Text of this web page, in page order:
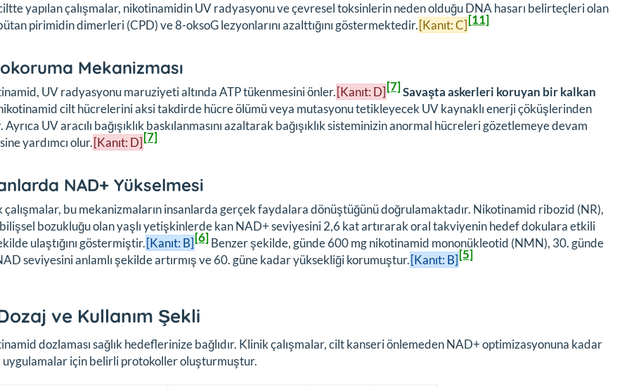
yapılan çalışmalar, nikotinamidin UV radyasyonu ve çevresel toksinlerin neden olduğu DNA hasarı belirteçleri olan
pirimidin dimerleri (CPD) ve 8-oksoG lezyonlarını azalttığını göstermektedir.[Kanıt: C][11]
Mekanizması
UV radyasyonu maruziyeti altında ATP tükenmesini önler.[Kanıt: D][7]Savaşta askerleri koruyan bir kalkan
cilt hücrelerini aksi takdirde hücre ölümü veya mutasyonu tetikleyecek UV kaynaklı enerji çöküşlerinden
Ayrıca UV aracılı bağışıklık baskılanmasını azaltarak bağışıklık sisteminizin anormal hücreleri gözetlemeye devam
yardımcı olur.[Kanıt: D][7]
NAD+ Yükselmesi
çalışmalar, bu mekanizmaların insanlarda gerçek faydalara dönüştüğünü doğrulamaktadır. Nikotinamid ribozid (NR),
bozukluğu olan yaşlı yetişkinlerde kan NAD+ seviyesini 2,6 kat artırarak oral takviyenin hedef dokulara etkili
ulaştığını göstermiştir.[Kanıt: B][6]Benzer şekilde, günde 600 mg nikotinamid mononükleotid (NMN), 30. günde
seviyesini anlamlı şekilde artırmış ve 60. güne kadar yüksekliği korumuştur.[Kanıt: B][5]
ve Kullanım Şekli
dozlaması sağlık hedeflerinize bağlıdır. Klinik çalışmalar, cilt kanseri önlemeden NAD+ optimizasyonuna kadar
uygulamalar için belirli protokoller oluşturmuştur.